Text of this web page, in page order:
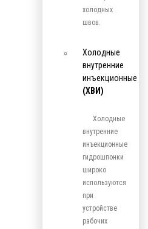
холодных
швов.
Холодные
внутренние
инъекционные
(ХВИ)
Холодные
внутренние
инъекционные
гидрошпонки
широко
используются
при
устройстве
рабочих